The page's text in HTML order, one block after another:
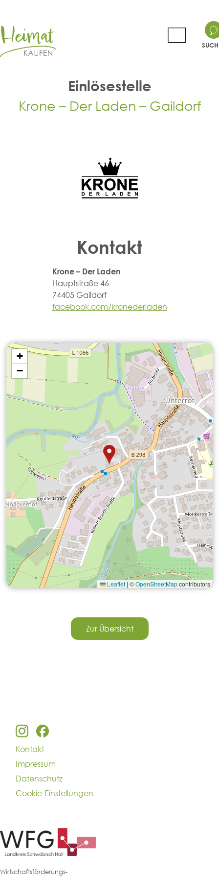
Einlösestelle
Krone – Der Laden – Gaildorf
Kontakt
Krone – Der Laden
Hauptstraße 46
74405 Gaildorf
facebook.com/kronederladen
+
−
Leaflet | ©OpenStreetMapcontributors
Zur Übersicht
Kontakt
Impressum
Datenschutz
Cookie-Einstellungen
Wirtschaftsförderungs-